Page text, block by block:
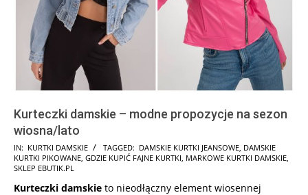
Kurteczki damskie – modne propozycje na sezon
wiosna/lato
2026-
02-
IN: KURTKI DAMSKIE TAGGED: DAMSKIE KURTKI JEANSOWE, DAMSKIE
KURTKI PIKOWANE, GDZIE KUPIĆ FAJNE KURTKI, MARKOWE KURTKI DAMSKIE,
SKLEP EBUTIK.PL
Kurteczki damskie to nieodłączny element wiosennej